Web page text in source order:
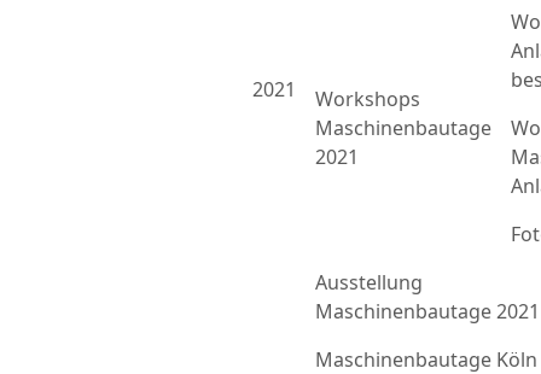
2021
Workshops
Maschinenbautage
2021
Ausstellung
Maschinenbautage 2021
Maschinenbautage Köln